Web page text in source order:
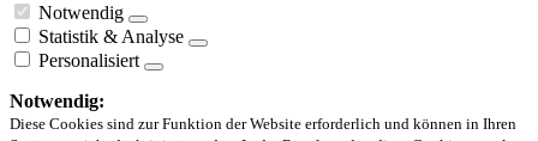
Notwendig
Statistik & Analyse
Personalisiert
Notwendig:
Diese Cookies sind zur Funktion der Website erforderlich und können in Ihren